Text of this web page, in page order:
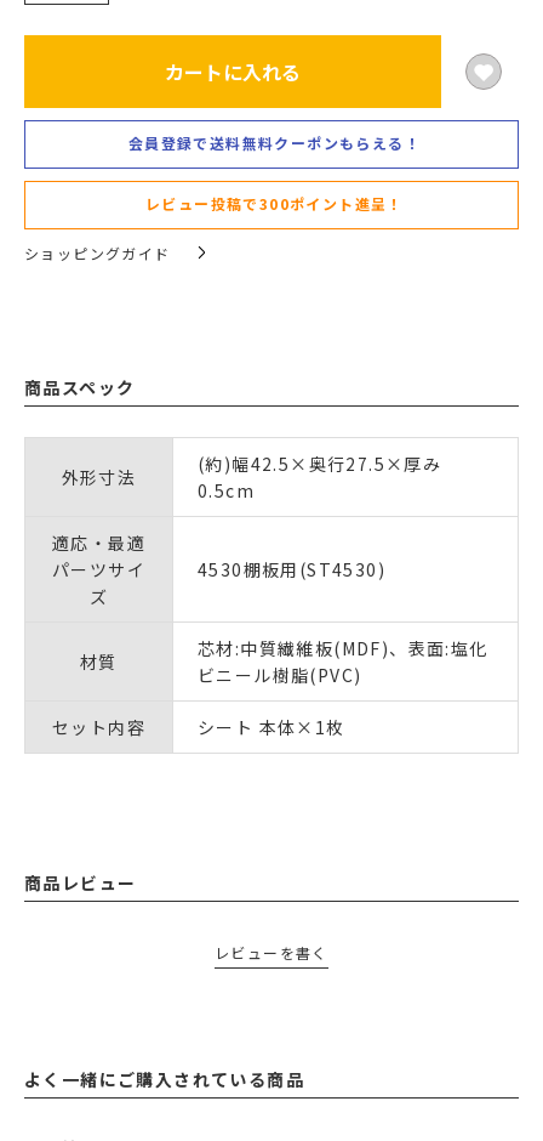
カートに入れる
会員登録で送料無料クーポンもらえる！
レビュー投稿で300ポイント進呈！
ショッピングガイド
商品スペック
外形寸法
(約)幅42.5×奥行27.5×厚み
0.5cm
適応・最適
パーツサイ
ズ
4530棚板用(ST4530)
材質
芯材:中質繊維板(MDF)、表面:塩化
ビニール樹脂(PVC)
セット内容 シート 本体×1枚
商品レビュー
レビューを書く
よく一緒にご購入されている商品